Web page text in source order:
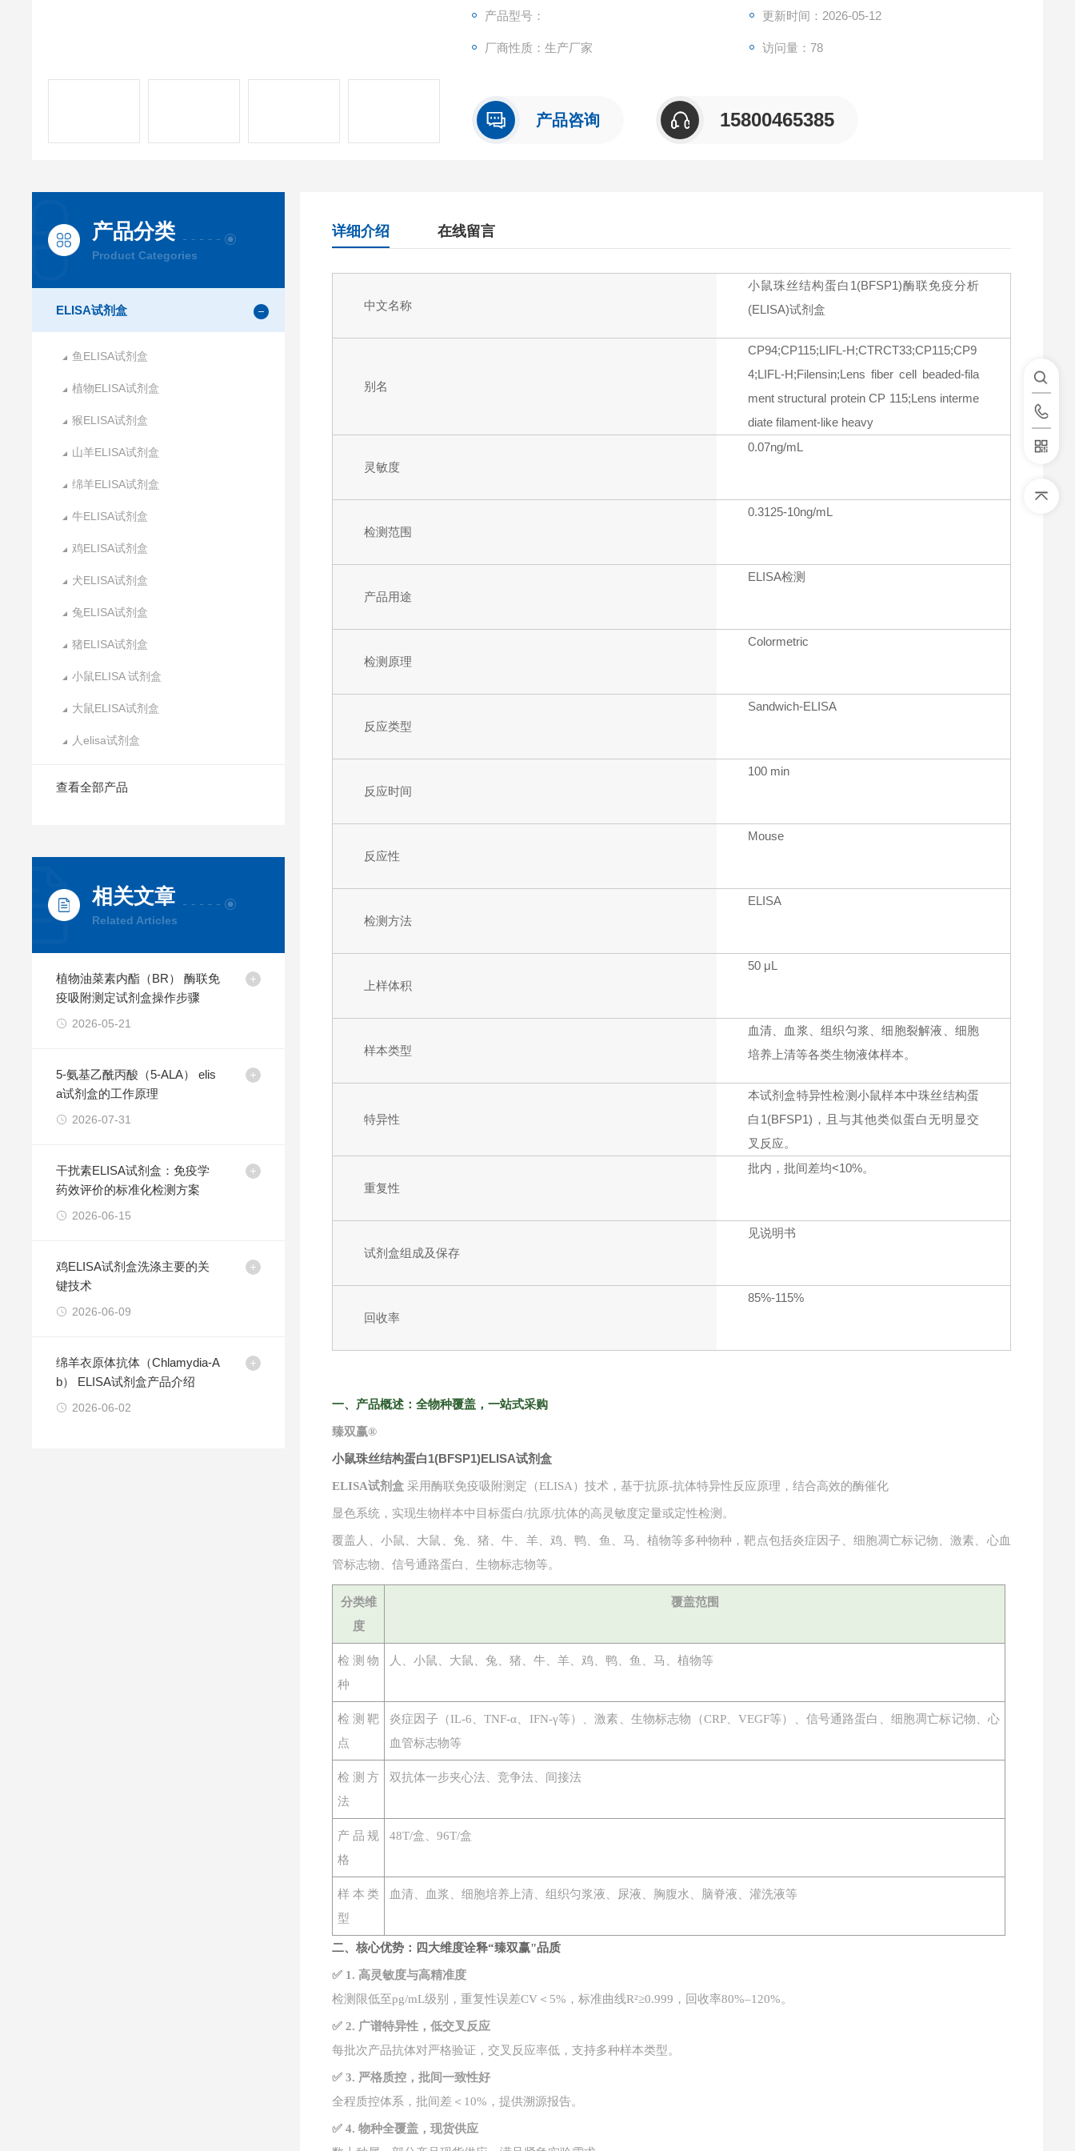
本试剂盒特异性检测小鼠样本中珠丝结构蛋白1(BFSP1)，且与其他类似蛋白无明显交叉反应。
批内，批间差均<10%。
产品型号： 更新时间：2026-05-12
厂商性质：生产厂家 访问量：78
产品咨询 15800465385
产品分类
Product Categories
ELISA试剂盒
鱼ELISA试剂盒
植物ELISA试剂盒
猴ELISA试剂盒
山羊ELISA试剂盒
绵羊ELISA试剂盒
牛ELISA试剂盒
鸡ELISA试剂盒
犬ELISA试剂盒
兔ELISA试剂盒
猪ELISA试剂盒
小鼠ELISA 试剂盒
大鼠ELISA试剂盒
人elisa试剂盒
查看全部产品
相关文章
Related Articles
植物油菜素内酯（BR） 酶联免
疫吸附测定试剂盒操作步骤
2026-05-21
5-氨基乙酰丙酸（5-ALA） elis
a试剂盒的工作原理
2026-07-31
干扰素ELISA试剂盒：免疫学
药效评价的标准化检测方案
2026-06-15
鸡ELISA试剂盒洗涤主要的关
键技术
2026-06-09
绵羊衣原体抗体（Chlamydia-A
b） ELISA试剂盒产品介绍
2026-06-02
详细介绍 在线留言
中文名称
小鼠珠丝结构蛋白1(BFSP1)酶联免疫分析
(ELISA)试剂盒
别名
CP94;CP115;LIFL-H;CTRCT33;CP115;CP9
4;LIFL-H;Filensin;Lens fiber cell beaded-fila
ment structural protein CP 115;Lens interme
diate filament-like heavy
灵敏度
0.07ng/mL
检测范围
0.3125-10ng/mL
产品用途
ELISA检测
检测原理
Colormetric
反应类型
Sandwich-ELISA
反应时间
100 min
反应性
Mouse
检测方法
ELISA
上样体积
50 μL
样本类型
血清、血浆、组织匀浆、细胞裂解液、细胞
培养上清等各类生物液体样本。
特异性
本试剂盒特异性检测小鼠样本中珠丝结构蛋
白1(BFSP1)，且与其他类似蛋白无明显交
叉反应。
重复性
批内，批间差均<10%。
试剂盒组成及保存
见说明书
回收率
85%-115%
一、产品概述：全物种覆盖，一站式采购
臻双赢®
小鼠珠丝结构蛋白1(BFSP1)ELISA试剂盒
ELISA试剂盒 采用酶联免疫吸附测定（ELISA）技术，基于抗原-抗体特异性反应原理，结合高效的酶催化
显色系统，实现生物样本中目标蛋白/抗原/抗体的高灵敏度定量或定性检测。
覆盖人、小鼠、大鼠、兔、猪、牛、羊、鸡、鸭、鱼、马、植物等多种物种，靶点包括炎症因子、细胞凋亡标记物、激素、心血
管标志物、信号通路蛋白、生物标志物等。
分类维
度
覆盖范围
检测物
种
人、小鼠、大鼠、兔、猪、牛、羊、鸡、鸭、鱼、马、植物等
检测靶
点
炎症因子（IL-6、TNF-α、IFN-γ等）、激素、生物标志物（CRP、VEGF等）、信号通路蛋白、细胞凋亡标记物、心
血管标志物等
检测方
法
双抗体一步夹心法、竞争法、间接法
产品规
格
48T/盒、96T/盒
样本类
型
血清、血浆、细胞培养上清、组织匀浆液、尿液、胸腹水、脑脊液、灌洗液等
二、核心优势：四大维度诠释“臻双赢"品质
✅ 1. 高灵敏度与高精准度
检测限低至pg/mL级别，重复性误差CV＜5%，标准曲线R²≥0.999，回收率80%–120%。
✅ 2. 广谱特异性，低交叉反应
每批次产品抗体对严格验证，交叉反应率低，支持多种样本类型。
✅ 3. 严格质控，批间一致性好
全程质控体系，批间差＜ 10%，提供溯源报告。
✅ 4. 物种全覆盖，现货供应